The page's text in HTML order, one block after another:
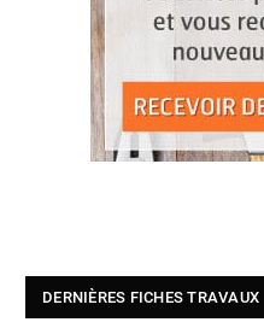
DERNIÈRES FICHES TRAVAUX